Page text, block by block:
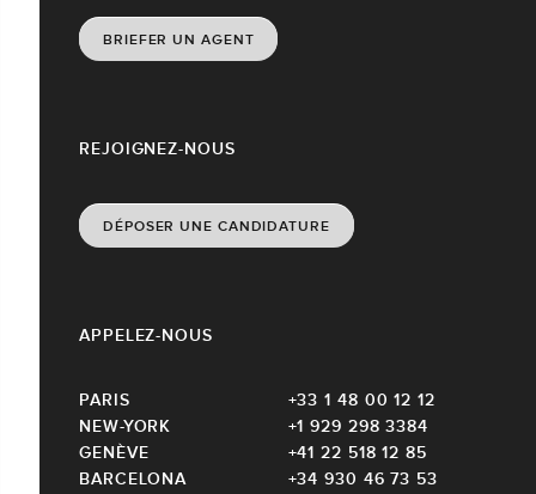
REJOIGNEZ-NOUS
DÉPOSER UNE CANDIDATURE
APPELEZ-NOUS
PARIS
+33 1 48 00 12 12
NEW-YORK
+1 929 298 3384
GENÈVE
+41 22 518 12 85
BARCELONA
+34 930 46 73 53
BRIEFER UN AGENT